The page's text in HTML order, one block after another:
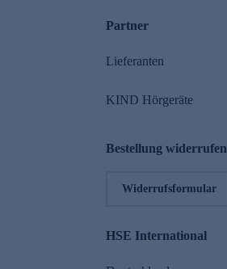
Partner
Lieferanten
KIND Hörgeräte
Bestellung widerrufen
Widerrufsformular
HSE International